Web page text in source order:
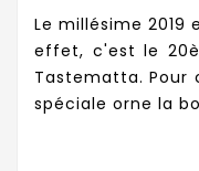
Le millésime 2019
effet, c'est le
Tastematta.
spéciale orne la